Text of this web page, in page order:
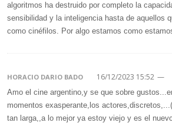
algoritmos ha destruido por completo la
sensibilidad y la inteligencia hasta de aquellos
como cinéfilos. Por algo estamos como
HORACIO DARIO BADO 16/12/2023 15:52 —
Amo el cine argentino,y se que sobre
momentos exasperante,los
tan larga,,a lo mejor ya estoy viejo y es el